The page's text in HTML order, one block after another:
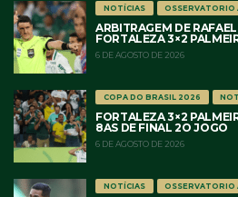
NOTÍCIAS OSSERVATORIO
ARBITRAGEM DE
FORTALEZA 3×2
6 DE AGOSTO DE 2026
COPA DO BRASIL 2026
FORTALEZA 3×2
8AS DE FINAL 2O JOGO
6 DE AGOSTO DE 2026
NOTÍCIAS OSSERVATORIO